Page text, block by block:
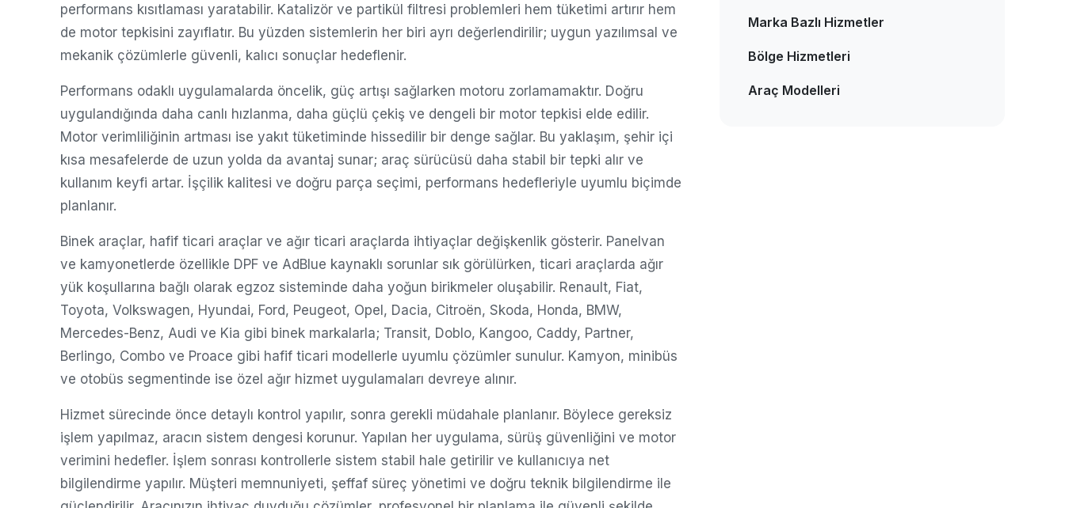
performans kısıtlaması yaratabilir. Katalizör ve partikül filtresi problemleri hem tüketimi artırır hem
de motor tepkisini zayıflatır. Bu yüzden sistemlerin her biri ayrı değerlendirilir; uygun yazılımsal ve
mekanik çözümlerle güvenli, kalıcı sonuçlar hedeflenir.
Performans odaklı uygulamalarda öncelik, güç artışı sağlarken motoru zorlamamaktır. Doğru
uygulandığında daha canlı hızlanma, daha güçlü çekiş ve dengeli bir motor tepkisi elde edilir.
Motor verimliliğinin artması ise yakıt tüketiminde hissedilir bir denge sağlar. Bu yaklaşım, şehir içi
kısa mesafelerde de uzun yolda da avantaj sunar; araç sürücüsü daha stabil bir tepki alır ve
kullanım keyfi artar. İşçilik kalitesi ve doğru parça seçimi, performans hedefleriyle uyumlu biçimde
planlanır.
Binek araçlar, hafif ticari araçlar ve ağır ticari araçlarda ihtiyaçlar değişkenlik gösterir. Panelvan
ve kamyonetlerde özellikle DPF ve AdBlue kaynaklı sorunlar sık görülürken, ticari araçlarda ağır
yük koşullarına bağlı olarak egzoz sisteminde daha yoğun birikmeler oluşabilir. Renault, Fiat,
Toyota, Volkswagen, Hyundai, Ford, Peugeot, Opel, Dacia, Citroën, Skoda, Honda, BMW,
Mercedes-Benz, Audi ve Kia gibi binek markalarla; Transit, Doblo, Kangoo, Caddy, Partner,
Berlingo, Combo ve Proace gibi hafif ticari modellerle uyumlu çözümler sunulur. Kamyon, minibüs
ve otobüs segmentinde ise özel ağır hizmet uygulamaları devreye alınır.
Hizmet sürecinde önce detaylı kontrol yapılır, sonra gerekli müdahale planlanır. Böylece gereksiz
işlem yapılmaz, aracın sistem dengesi korunur. Yapılan her uygulama, sürüş güvenliğini ve motor
verimini hedefler. İşlem sonrası kontrollerle sistem stabil hale getirilir ve kullanıcıya net
bilgilendirme yapılır. Müşteri memnuniyeti, şeffaf süreç yönetimi ve doğru teknik bilgilendirme ile
Marka Bazlı Hizmetler
Bölge Hizmetleri
Araç Modelleri